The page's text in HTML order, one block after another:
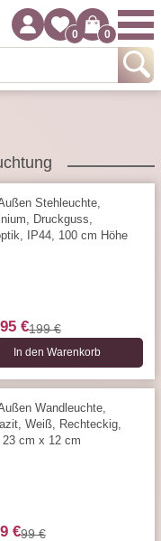
0 0
Stehleuchte,
Druckguss,
IP44, 100 cm Höhe
€199 €
In den Warenkorb
Wandleuchte,
Weiß, Rechteckig,
23 cm x 12 cm
€99 €